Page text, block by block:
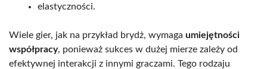
elastyczności.
Wiele gier, jak na przykład brydż, wymaga umiejętności
współpracy, ponieważ sukces w dużej mierze zależy od
efektywnej interakcji z innymi graczami. Tego rodzaju